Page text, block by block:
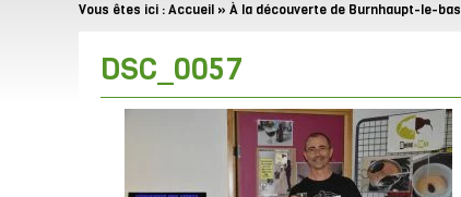
Vous êtes ici :Accueil » À la découverte de Burnhaupt-le-bas
DSC_0057